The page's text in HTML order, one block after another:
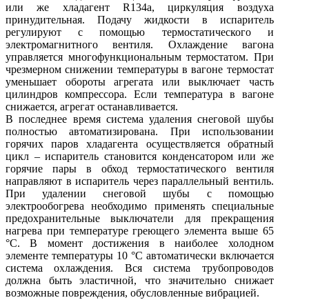
или же хладагент R134a, циркуляция воздуха
принудительная. Подачу жидкости в испаритель
регулируют с помощью термостатического и
электромагнитного вентиля. Охлаждение вагона
управляется многофункциональным термостатом. При
чрезмерном снижении температуры в вагоне термостат
уменьшает обороты агрегата или выключает часть
цилиндров компрессора. Если температура в вагоне
снижается, агрегат останавливается.
В последнее время система удаления снеговой шубы
полностью автоматизирована. При использовании
горячих паров хладагента осуществляется обратный
цикл – испаритель становится конденсатором или же
горячие пары в обход термостатического вентиля
направляют в испаритель через параллельный вентиль.
При удалении снеговой шубы с помощью
электрообогрева необходимо применять специальные
предохранительные выключатели для прекращения
нагрева при температуре греющего элемента выше 65
°С. В момент достижения в наиболее холодном
элементе температуры 10 °С автоматически включается
система охлаждения. Вся система трубопроводов
должна быть эластичной, что значительно снижает
возможные повреждения, обусловленные вибрацией.